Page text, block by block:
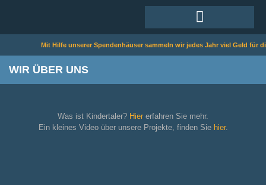
Mit Hilfe unserer Spendenhäuser sammeln wir jedes Jahr viel Geld für die
WIR ÜBER UNS
Was ist Kindertaler? Hier erfahren Sie mehr.
Ein kleines Video über unsere Projekte, finden Sie hier.